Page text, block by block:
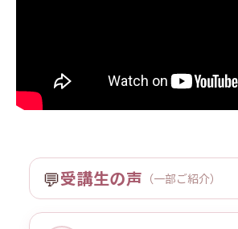
💬受講生の声 （一部ご紹介）